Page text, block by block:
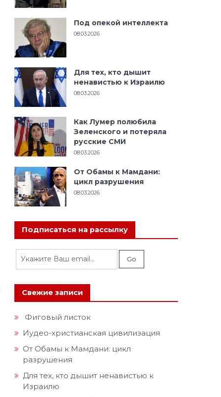
Под опекой интеллекта
08.03.2026
Для тех, кто дышит
ненавистью к Израилю
08.03.2026
Как Лумер полюбила
Зеленского и потеряла
русские СМИ
08.03.2026
От Обамы к Мамдани:
цикл разрушения
08.03.2026
Подписаться на рассылку
Свежие записи
Фиговый листок
Иудео-христианская цивилизация
От Обамы к Мамдани: цикл
разрушения
Для тех, кто дышит ненавистью к
Израилю